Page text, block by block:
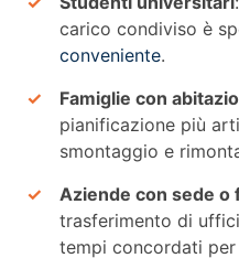
carico condiviso è
conveniente.
Famiglie con
pianificazione più
smontaggio e
Aziende con sede o
trasferimento di
tempi concordati per